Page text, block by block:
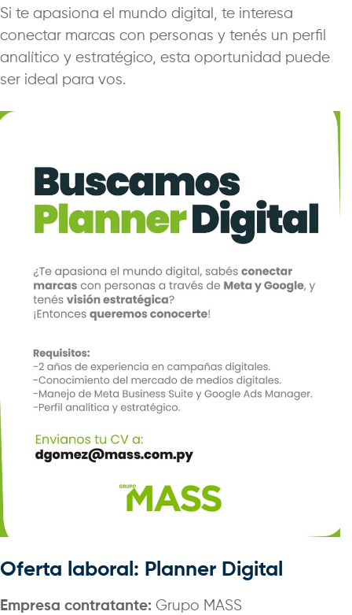
Si te apasiona el mundo digital, te interesa
conectar marcas con personas y tenés un perfil
analítico y estratégico, esta oportunidad puede
ser ideal para vos.
Oferta laboral: Planner Digital
Empresa contratante: Grupo MASS